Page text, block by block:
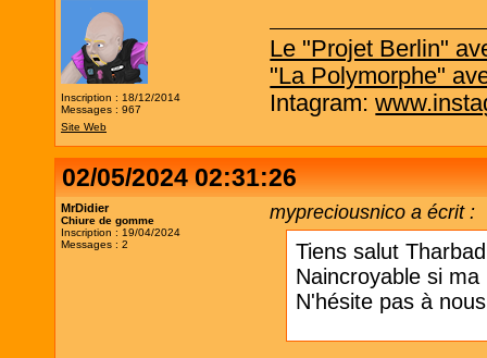
Inscription : 18/12/2014
Messages : 967
Site Web
Le "Projet Berlin"
"La Polymorphe"
Intagram:
02/05/2024 02:31:26
MrDidier
Chiure de gomme
Inscription : 19/04/2024
Messages : 2
mypreciousnico a écrit :
Tiens salut
Naincroyable si
N'hésite pas à